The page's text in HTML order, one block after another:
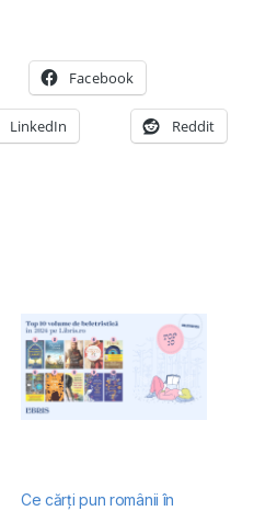
Facebook
LinkedIn Reddit
Ce cărți pun românii în